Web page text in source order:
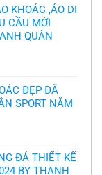
KHOÁC ,ÁO DI
CẦU MỚI
QUÂN
ĐẸP ĐÃ
SPORT NĂM
ĐÁ THIẾT KẾ
BY THANH